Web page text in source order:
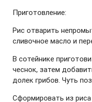
Приготовление:
Рис отварить
сливочное масло и
В сотейнике
чеснок, затем
долек грибов. Чуть
Сформировать из риса